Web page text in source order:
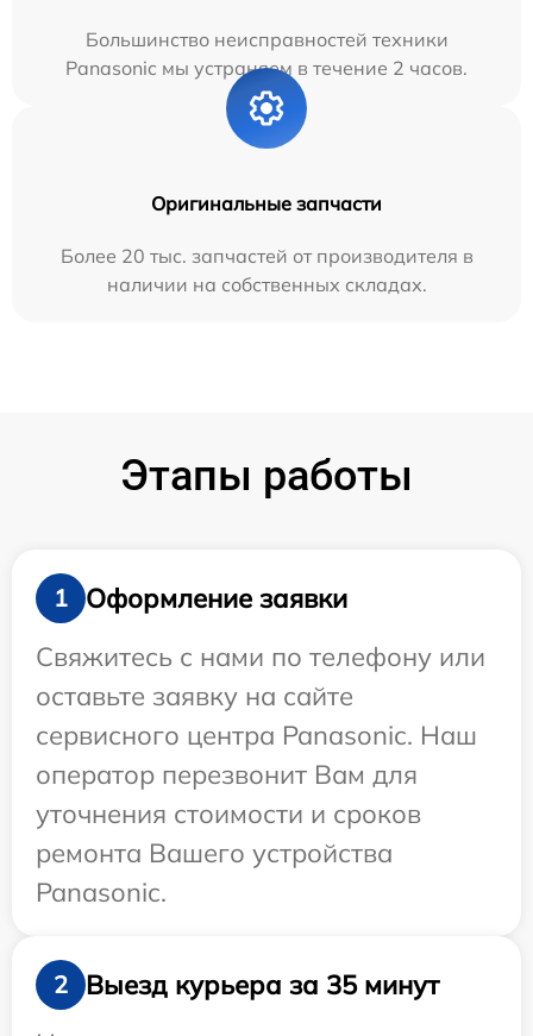
Большинство неисправностей техники
Panasonic мы устраняем в течение 2 часов.
Оригинальные запчасти
Более 20 тыс. запчастей от производителя в
наличии на собственных складах.
Этапы работы
1
Оформление заявки
Свяжитесь с нами по телефону или
оставьте заявку на сайте
сервисного центра Panasonic. Наш
оператор перезвонит Вам для
уточнения стоимости и сроков
ремонта Вашего устройства
Panasonic.
2
Выезд курьера за 35 минут